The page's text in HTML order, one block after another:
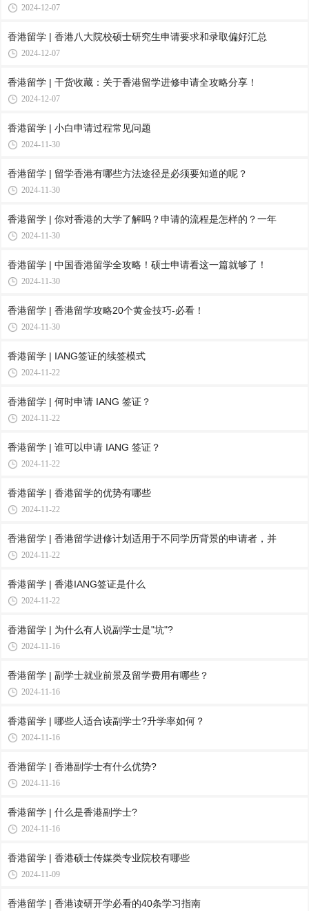
2024-12-07
香港留学 | 香港八大院校硕士研究生申请要求和录取偏好汇总
2024-12-07
香港留学 | 干货收藏：关于香港留学进修申请全攻略分享！
2024-12-07
香港留学 | 小白申请过程常见问题
2024-11-30
香港留学 | 留学香港有哪些方法途径是必须要知道的呢？
2024-11-30
香港留学 | 你对香港的大学了解吗？申请的流程是怎样的？一年
2024-11-30
香港留学 | 中国香港留学全攻略！硕士申请看这一篇就够了！
2024-11-30
香港留学 | 香港留学攻略20个黄金技巧-必看！
2024-11-30
香港留学 | IANG签证的续签模式
2024-11-22
香港留学 | 何时申请 IANG 签证？
2024-11-22
香港留学 | 谁可以申请 IANG 签证？
2024-11-22
香港留学 | 香港留学的优势有哪些
2024-11-22
香港留学 | 香港留学进修计划适用于不同学历背景的申请者，并
2024-11-22
香港留学 | 香港IANG签证是什么
2024-11-22
香港留学 | 为什么有人说副学士是"坑"?
2024-11-16
香港留学 | 副学士就业前景及留学费用有哪些？
2024-11-16
香港留学 | 哪些人适合读副学士?升学率如何？
2024-11-16
香港留学 | 香港副学士有什么优势?
2024-11-16
香港留学 | 什么是香港副学士?
2024-11-16
香港留学 | 香港硕士传媒类专业院校有哪些 ​
2024-11-09
香港留学 | 香港读研开学必看的40条学习指南